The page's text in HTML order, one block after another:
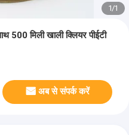
1/1
मिली खाली क्लियर पीईटी
अब से संपर्क करें